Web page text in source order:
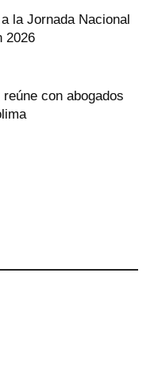
la Jornada Nacional
2026
con abogados